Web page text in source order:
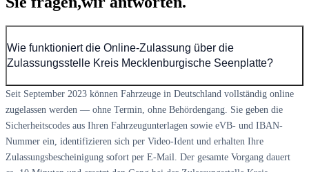
Wie funktioniert die Online-Zulassung über die
Zulassungsstelle Kreis Mecklenburgische Seenplatte?
Seit September 2023 können Fahrzeuge in Deutschland vollständig online
zugelassen werden — ohne Termin, ohne Behördengang. Sie geben die
Sicherheitscodes aus Ihren Fahrzeugunterlagen sowie eVB- und IBAN-
Nummer ein, identifizieren sich per Video-Ident und erhalten Ihre
Zulassungsbescheinigung sofort per E-Mail. Der gesamte Vorgang dauert